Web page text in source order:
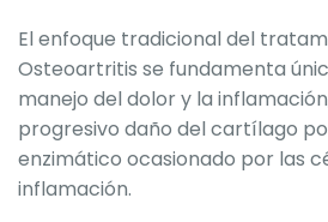
El enfoque tradicional del
Osteoartritis se fundamenta
manejo del dolor y la
progresivo daño del cartílago
enzimático ocasionado por las
inflamación.